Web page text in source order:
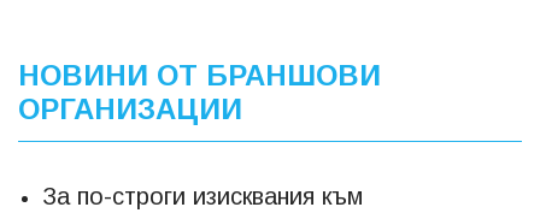
НОВИНИ ОТ БРАНШОВИ
ОРГАНИЗАЦИИ
За по-строги изисквания към